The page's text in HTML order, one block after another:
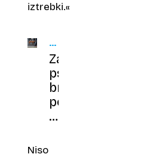
iztrebki.«
ŽIVALI
V
MESTU
Za
psa
brez
povodca
1200
Niso